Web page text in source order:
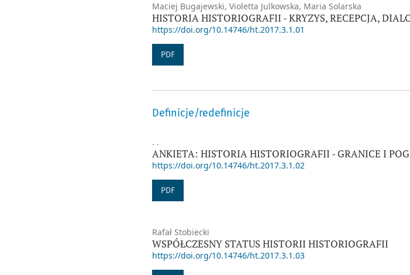
Maciej Bugajewski, Violetta Julkowska, Maria Solarska
HISTORIA HISTORIOGRAFII - KRYZYS, RECEPCJA,
https://doi.org/10.14746/ht.2017.3.1.01
PDF
Definicje/redefinicje
. .
ANKIETA: HISTORIA HISTORIOGRAFII - GRANICE I
https://doi.org/10.14746/ht.2017.3.1.02
PDF
Rafał Stobiecki
WSPÓŁCZESNY STATUS HISTORII HISTORIOGRAFII
https://doi.org/10.14746/ht.2017.3.1.03